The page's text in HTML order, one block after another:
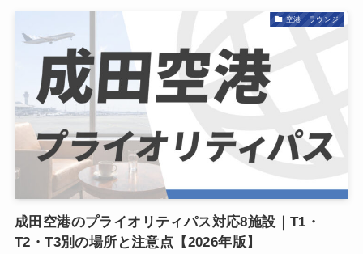
空港・ラウンジ
成田空港のプライオリティパス対応8施設｜T1・
T2・T3別の場所と注意点【2026年版】